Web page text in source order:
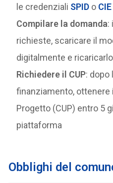
le credenziali SPID o CIE
Compilare la domanda:
richieste, scaricare il
digitalmente e
Richiedere il CUP: dopo
finanziamento, ottenere
Progetto (CUP) entro 5
piattaforma
Obblighi del